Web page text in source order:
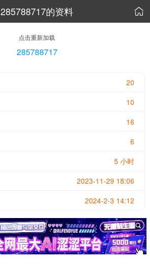
285788717的资料 
点击重新加载
285788717
20
10
16
6
5 小时
2023-11-29 18:06
2024-2-3 14:12